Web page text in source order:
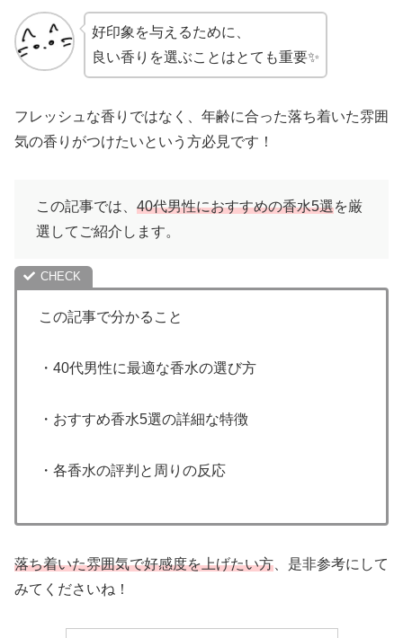
好印象を与えるために、
良い香りを選ぶことはとても重要✨
フレッシュな香りではなく、年齢に合った落ち着いた雰囲
気の香りがつけたいという方必見です！
この記事では、 40代男性におすすめの香水5選を厳
選してご紹介します。
この記事で分かること
・40代男性に最適な香水の選び方
・おすすめ香水5選の詳細な特徴
・各香水の評判と周りの反応
落ち着いた雰囲気で好感度を上げたい方 、是非参考にして
みてくださいね！